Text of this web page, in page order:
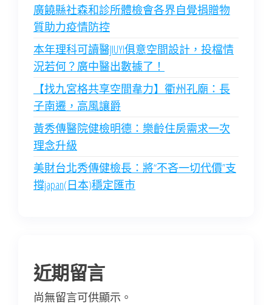
廣饒縣社森和診所體檢會各界自覺捐贈物
質助力疫情防控
本年理科可讀醫JIUYI俱意空間設計，投檔情
況若何？廣中醫出數據了！
【找九宮格共享空間韋力】衢州孔廟：長
子南遷，高風讓爵
黃秀傳醫院健檢明德：樂齡住房需求一次
理念升級
美財台北秀傳健檢長：將“不吝一切代價”支
撐japan(日本)穩定匯市
近期留言
尚無留言可供顯示。